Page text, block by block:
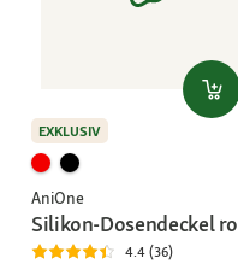
EXKLUSIV
AniOne
Silikon-Dosendeckel
4.4 (36)